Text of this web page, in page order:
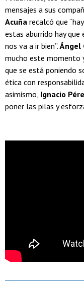
mensajes a sus
Acuña recalcó que
estas aburrido hay que
nos va a ir bien”. Ángel
mucho este momento
que se está poniendo
ética con
asimismo, Ignacio
poner las pilas y